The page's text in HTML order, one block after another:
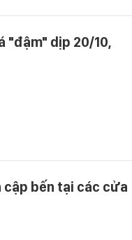
"đậm" dịp 20/10,
cập bến tại các cửa